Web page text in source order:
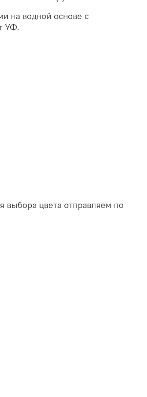
на водной основе с
УФ.
выбора цвета отправляем по